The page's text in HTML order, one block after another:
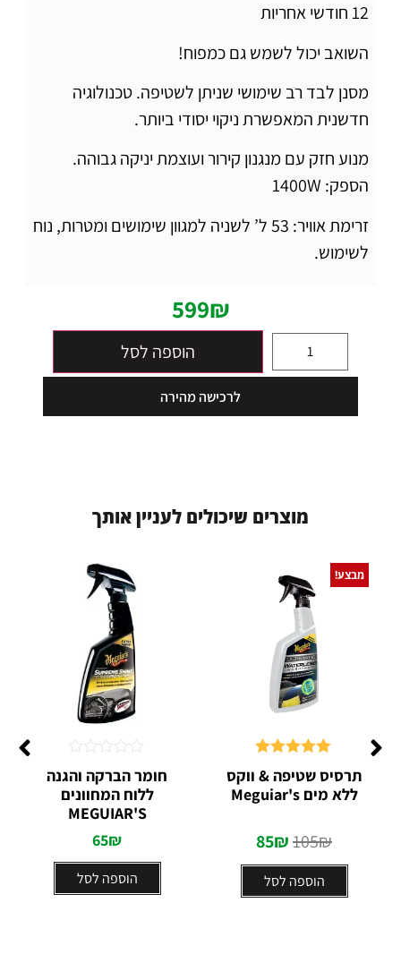
12 חודשי אחריות
השואב יכול לשמש גם כמפוח!
מסנן לבד רב שימושי שניתן לשטיפה. טכנולוגיה
חדשנית המאפשרת ניקוי יסודי ביותר.
מנוע חזק עם מנגנון קירור ועוצמת יניקה גבוהה.
הספק: 1400W
זרימת אוויר: 53 ל’ לשניה למגוון שימושים ומטרות, נוח
לשימוש.
599₪
הוספה לסל
לרכישה מהירה
מוצרים שיכולים לענייןאותך
מבצע!
תרסיס שטיפה & ווקס
ללא מים Meguiar's
105₪
85₪
הוספה לסל
מתוך 5
חומר הברקה והגנה
ללוח המחוונים
MEGUIAR'S
65₪
הוספה לסל
0
מתוך